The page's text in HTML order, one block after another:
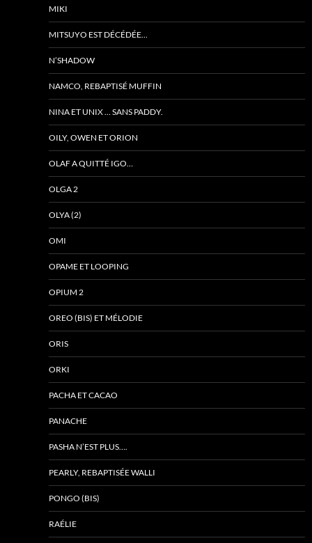
MIKI
MITSUYO EST DÉCÉDÉE…
N’SHADOW
NAMCO, REBAPTISÉ MUFFIN
NINA ET UNIX … SANS PADDY.
OILY, OWEN ET ORION
OLAF A QUITTÉ IGO…
OLGA 2
OLYA (2)
OMI
OPAME ET LOOPING
OPIUM 2
OREO (BIS) ET MÉLODIE
ORIS
ORKI
PACHA ET CACAO
PANACHE
PASHA N’EST PLUS….
PEARLY, REBAPTISÉE WALLI
PONGO (BIS)
RAÉLIE